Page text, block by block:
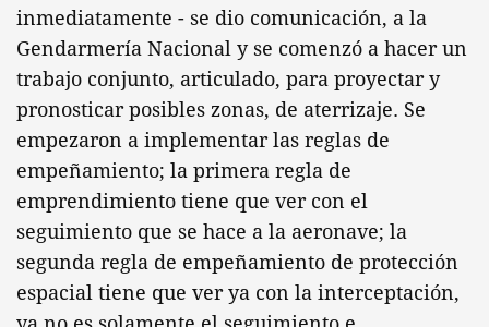
inmediatamente - se dio comunicación, a la
Gendarmería Nacional y se comenzó a hacer un
trabajo conjunto, articulado, para proyectar y
pronosticar posibles zonas, de aterrizaje. Se
empezaron a implementar las reglas de
empeñamiento; la primera regla de
emprendimiento tiene que ver con el
seguimiento que se hace a la aeronave; la
segunda regla de empeñamiento de protección
espacial tiene que ver ya con la interceptación,